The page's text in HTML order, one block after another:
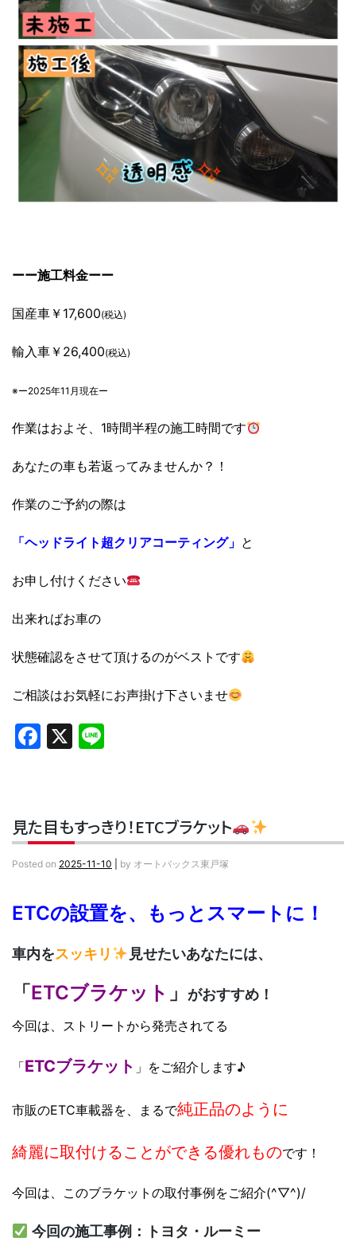
ーー施工料金ーー
国産車￥17,600(税込)
輸入車￥26,400(税込)
※ー2025年11月現在ー
作業はおよそ、1時間半程の施工時間です
あなたの車も若返ってみませんか？！
作業のご予約の際は
「ヘッドライト超クリアコーティング」 と
お申し付けください
出来ればお車の
状態確認をさせて頂けるのがベストです
ご相談はお気軽にお声掛け下さいませ
Facebook
X
見た目もすっきり！ETCブラケット
Posted on 2025-11-10 by オートバックス東戸塚
ETCの設置を、もっとスマートに！
車内をスッキリ 見せたいあなたには、
「ETCブラケット 」 がおすすめ！
今回は、ストリートから発売されてる
「ETCブラケット 」をご紹介します♪
市販のETC車載器を、まるで純正品のように
綺麗に取付けることができる優れものです！
今回は、このブラケットの取付事例をご紹介(^▽^)/
今回の施工事例：トヨタ・ルーミー